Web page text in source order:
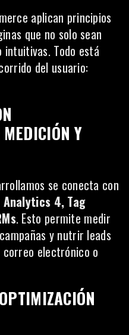
aplican principios
que no solo sean
Todo está
del usuario:
Y
se conecta con
Analytics 4, Tag
. Esto permite medir
y nutrir leads
electrónico o